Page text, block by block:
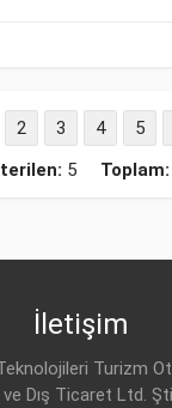
2 3 4 5
5 Toplam:
İletişim
Turizm
ve Dış Ticaret Ltd.